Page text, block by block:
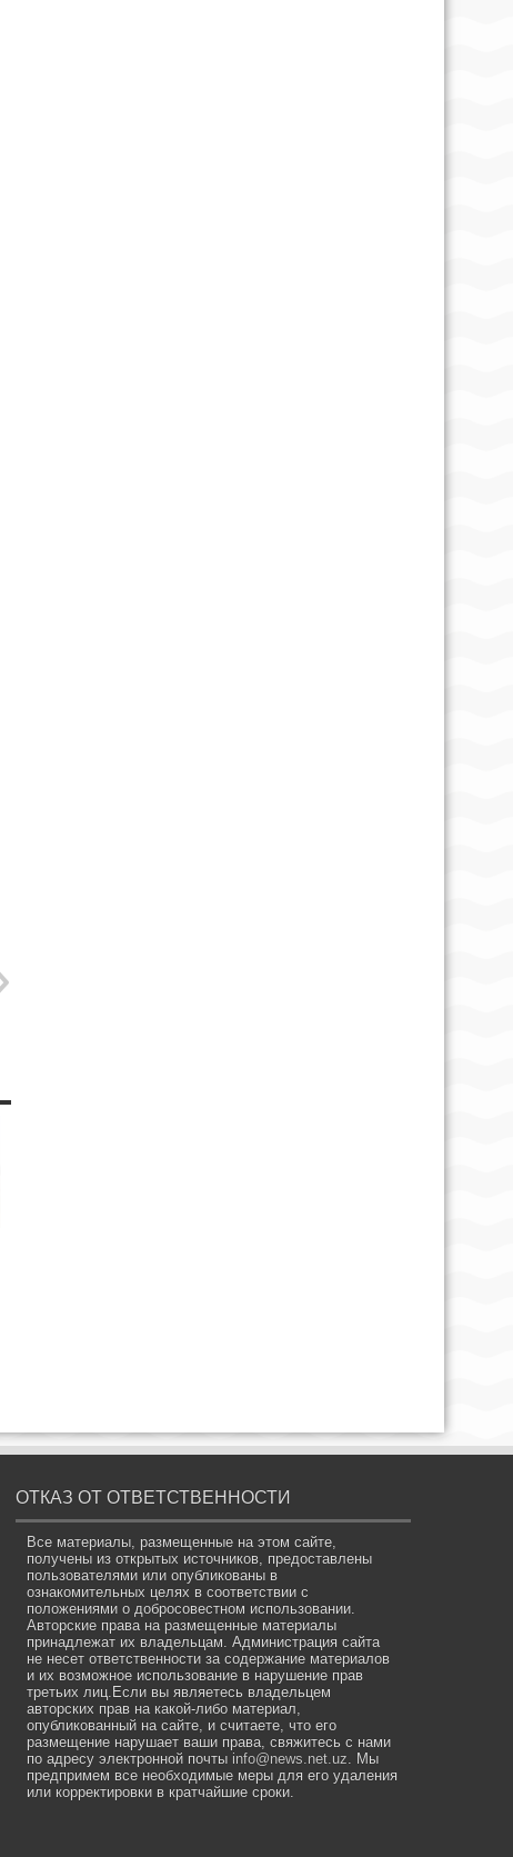
ОТКАЗ ОТ ОТВЕТСТВЕННОСТИ
Все материалы, размещенные на этом сайте,
получены из открытых источников, предоставлены
пользователями или опубликованы в
ознакомительных целях в соответствии с
положениями о добросовестном использовании.
Авторские права на размещенные материалы
принадлежат их владельцам. Администрация сайта
не несет ответственности за содержание материалов
и их возможное использование в нарушение прав
третьих лиц.Если вы являетесь владельцем
авторских прав на какой-либо материал,
опубликованный на сайте, и считаете, что его
размещение нарушает ваши права, свяжитесь с нами
по адресу электронной почты info@news.net.uz . Мы
предпримем все необходимые меры для его удаления
или корректировки в кратчайшие сроки.